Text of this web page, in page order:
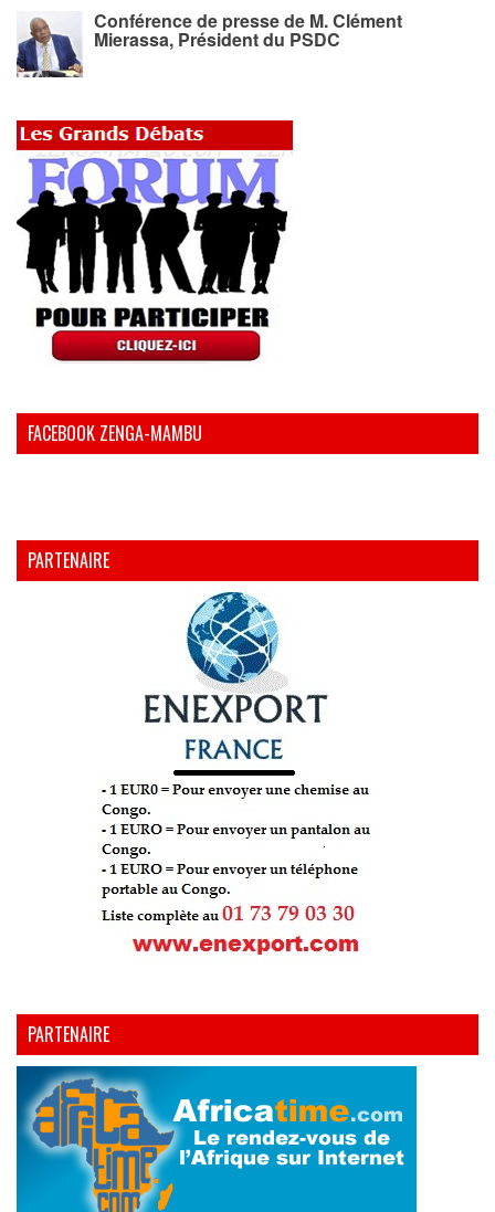
Conférence de presse de M. Clément
Mierassa, Président du PSDC
FACEBOOK ZENGA-MAMBU
PARTENAIRE
PARTENAIRE